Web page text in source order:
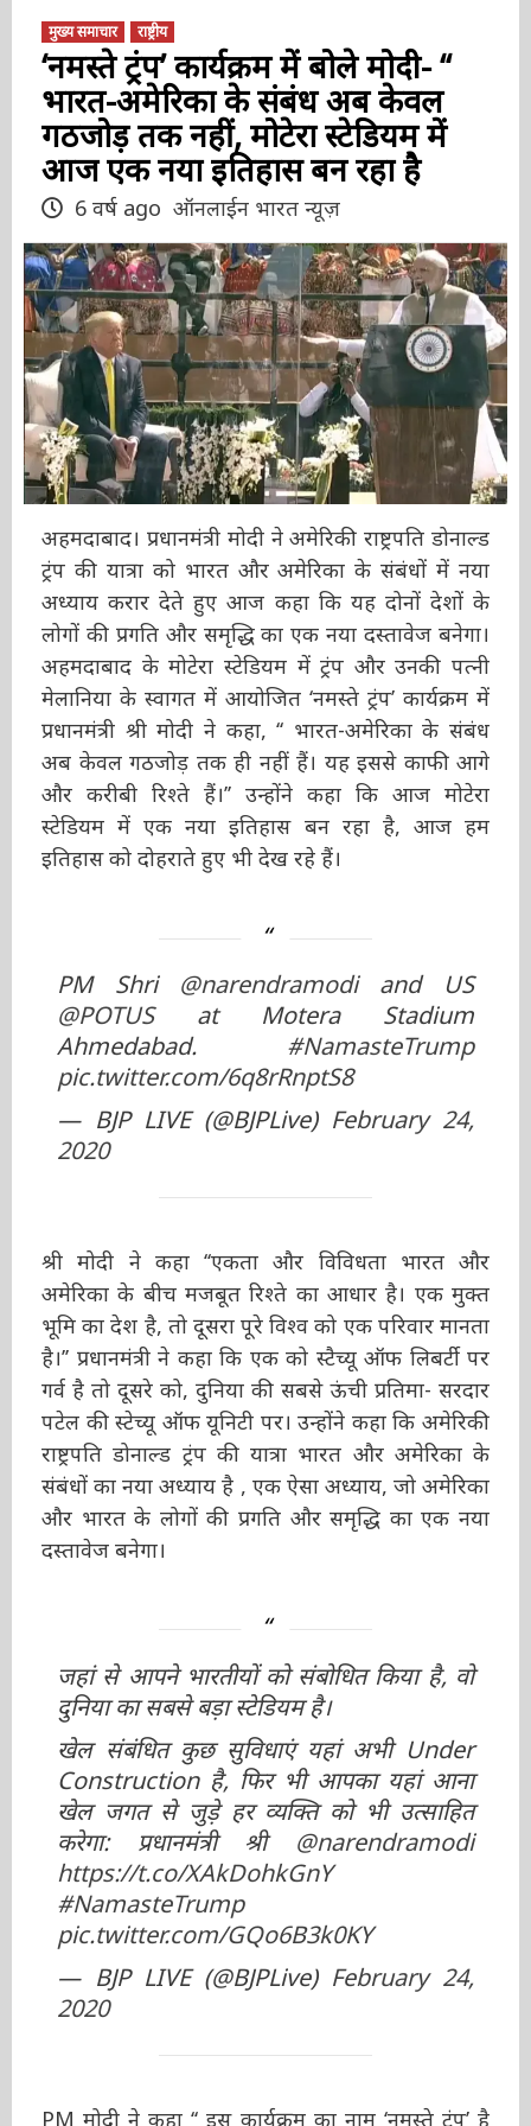
मुख्य समाचार राष्ट्रीय
‘नमस्ते ट्रंप’ कार्यक्रम में बोले मोदी- ‘‘
भारत-अमेरिका के संबंध अब केवल
गठजोड़ तक नहीं, मोटेरा स्टेडियम में
आज एक नया इतिहास बन रहा है
6 वर्ष ago ऑनलाईन भारत न्यूज़
अहमदाबाद। प्रधानमंत्री मोदी ने अमेरिकी राष्ट्रपति
डोनाल्ड ट्रंप की यात्रा को भारत और अमेरिका के संबंधों
में नया अध्याय करार देते हुए आज कहा कि यह दोनों
देशों के लोगों की प्रगति और समृद्धि का एक नया
दस्तावेज बनेगा। अहमदाबाद के मोटेरा स्टेडियम में ट्रंप
और उनकी पत्नी मेलानिया के स्वागत में आयोजित
‘नमस्ते ट्रंप’ कार्यक्रम में प्रधानमंत्री श्री मोदी ने कहा, ‘‘
भारत-अमेरिका के संबंध अब केवल गठजोड़ तक ही
नहीं हैं। यह इससे काफी आगे और करीबी रिश्ते हैं।’’
उन्होंने कहा कि आज मोटेरा स्टेडियम में एक नया
इतिहास बन रहा है, आज हम इतिहास को दोहराते हुए
भी देख रहे हैं।
PM Shri @narendramodiand US
@POTUSat Motera Stadium
Ahmedabad.#NamasteTrump
pic.twitter.com/6q8rRnptS8
— BJP LIVE (@BJPLive)February 24,
2020
श्री मोदी ने कहा ‘‘एकता और विविधता भारत और
अमेरिका के बीच मजबूत रिश्ते का आधार है। एक मुक्त
भूमि का देश है, तो दूसरा पूरे विश्व को एक परिवार
मानता है।’’ प्रधानमंत्री ने कहा कि एक को स्टैच्यू ऑफ
लिबर्टी पर गर्व है तो दूसरे को, दुनिया की सबसे ऊंची
प्रतिमा- सरदार पटेल की स्टेच्यू ऑफ यूनिटी पर। उन्होंने
कहा कि अमेरिकी राष्ट्रपति डोनाल्ड ट्रंप की यात्रा भारत
और अमेरिका के संबंधों का नया अध्याय है , एक ऐसा
अध्याय, जो अमेरिका और भारत के लोगों की प्रगति
और समृद्धि का एक नया दस्तावेज बनेगा।
जहां से आपने भारतीयों को संबोधित किया है, वो
दुनिया का सबसे बड़ा स्टेडियम है।
खेल संबंधित कुछ सुविधाएं यहां अभी Under
Construction है, फिर भी आपका यहां आना
खेल जगत से जुड़े हर व्यक्ति को भी उत्साहित
करेगा: प्रधानमंत्री श्री @narendramodi
https://t.co/XAkDohkGnY
#NamasteTrump
pic.twitter.com/GQo6B3k0KY
— BJP LIVE (@BJPLive)February 24,
2020